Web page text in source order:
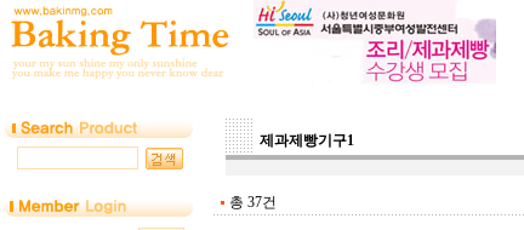
제과제빵기구1
총 37건